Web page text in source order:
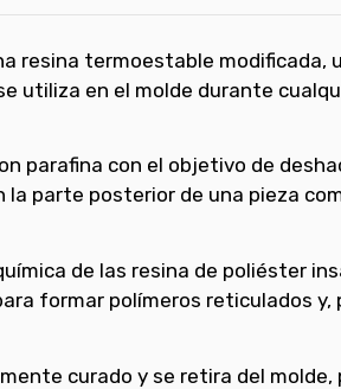
resina termoestable
utiliza en el molde durante
parafina con el objetivo de
parte posterior de una pieza
de las resina de poliéster
formar polímeros reticulados
curado y se retira del